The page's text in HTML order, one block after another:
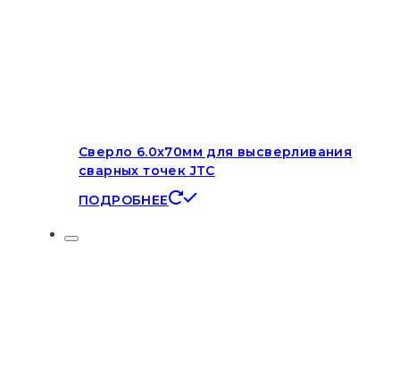
Сверло 6.0х70мм для высверливания
сварных точек JTC
ПОДРОБНЕЕ